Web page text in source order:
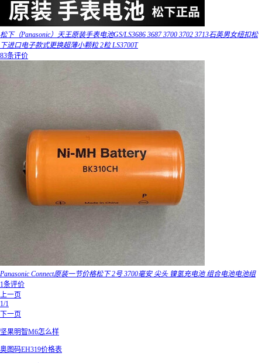
松下（Panasonic）天王原装手表电池GS/LS3686 3687 3700 3702 3713石英男女纽扣松
下进口电子款式更换超薄小颗粒 2粒 LS3700T
83条评价
Panasonic Connect原装一节价格松下 2号 3700毫安 尖头 镍氢充电池 组合电池电池组
1条评价
上一页
1/1
下一页
坚果明智M6怎么样
奥图码EH319价格表